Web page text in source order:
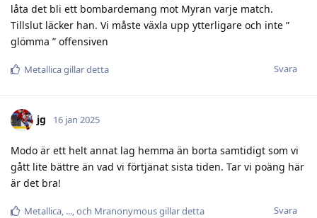
låta det bli ett bombardemang mot Myran varje match.
Tillslut läcker han. Vi måste växla upp ytterligare och inte ”
glömma ” offensiven
Svara
Metallicagillar detta
jg 16 jan 2025
Modo är ett helt annat lag hemma än borta samtidigt som vi
gått lite bättre än vad vi förtjänat sista tiden. Tar vi poäng här
är det bra!
Svara
Metallica, .​.​.​, och Mranonymousgillar detta